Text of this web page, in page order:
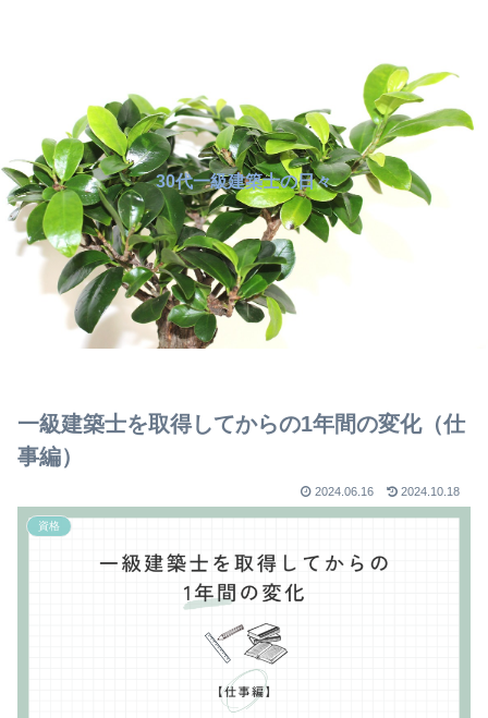
30代一級建築士の日々
一級建築士を取得してからの1年間の変化（仕
事編）
2024.06.16 2024.10.18
資格